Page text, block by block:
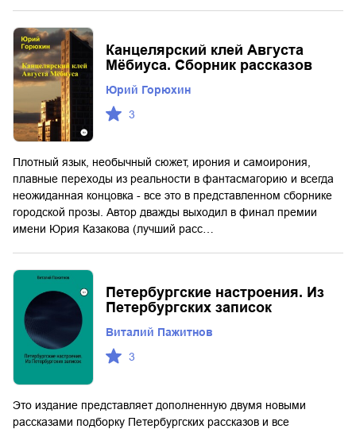
Канцелярский клей Августа
Мёбиуса. Сборник рассказов
Юрий Горюхин
3
Плотный язык, необычный сюжет, ирония и самоирония,
плавные переходы из реальности в фантасмагорию и всегда
неожиданная концовка - все это в представленном сборнике
городской прозы. Автор дважды выходил в финал премии
имени Юрия Казакова (лучший расс…
Петербургские настроения. Из
Петербургских записок
Виталий Пажитнов
3
Это издание представляет дополненную двумя новыми
рассказами подборку Петербургских рассказов и все